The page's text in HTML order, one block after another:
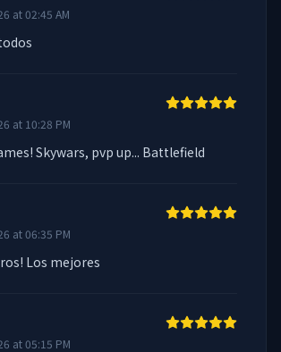
at 02:45 AM
at 10:28 PM
Skywars, pvp up... Battlefield
at 06:35 PM
Los mejores
at 05:15 PM